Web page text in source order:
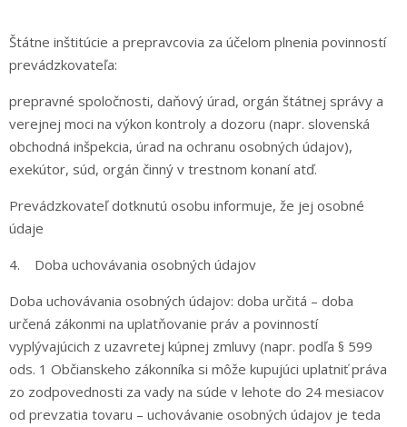
Štátne inštitúcie a prepravcovia za účelom plnenia povinností
prevádzkovateľa:
prepravné spoločnosti, daňový úrad, orgán štátnej správy a
verejnej moci na výkon kontroly a dozoru (napr. slovenská
obchodná inšpekcia, úrad na ochranu osobných údajov),
exekútor, súd, orgán činný v trestnom konaní atď.
Prevádzkovateľ dotknutú osobu informuje, že jej osobné
údaje
4. Doba uchovávania osobných údajov
Doba uchovávania osobných údajov: doba určitá – doba
určená zákonmi na uplatňovanie práv a povinností
vyplývajúcich z uzavretej kúpnej zmluvy (napr. podľa § 599
ods. 1 Občianskeho zákonníka si môže kupujúci uplatniť práva
zo zodpovednosti za vady na súde v lehote do 24 mesiacov
od prevzatia tovaru – uchovávanie osobných údajov je teda